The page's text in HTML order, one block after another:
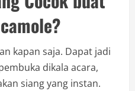
kapan saja. Dapat jadi
dikala acara,
siang yang instan.